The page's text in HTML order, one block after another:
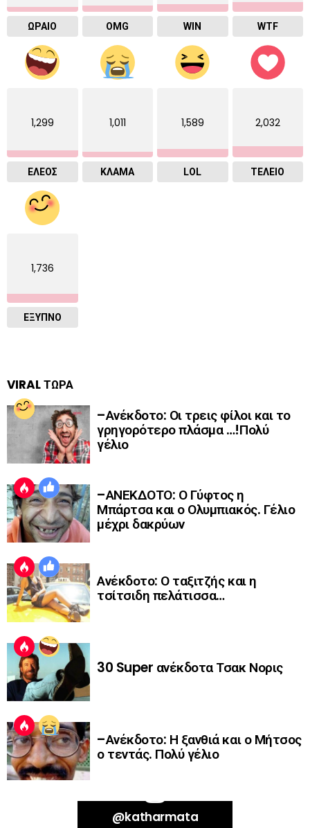
ΩΡΑΙΟ OMG WIN WTF
1,299
ΕΛΕΟΣ
1,011
ΚΛΑΜΑ
1,589
LOL
2,032
ΤΕΛΕΙΟ
1,736
ΈΞΥΠΝΟ
VIRAL ΤΩΡΑ
–Ανέκδοτο: Οι τρεις φίλοι και το
γρηγορότερο πλάσμα …!Πολύ
γέλιο
–ΑΝΕΚΔΟΤΟ: Ο Γύφτος η
Μπάρτσα και ο Ολυμπιακός. Γέλιο
μέχρι δακρύων
Ανέκδοτο: Ο ταξιτζής και η
τσίτσιδη πελάτισσα…
30 Super ανέκδοτα Τσακ Νορις
–Ανέκδοτο: Η ξανθιά και ο Μήτσος
ο τεντάς. Πολύ γέλιο
Thursday, 06-Aug-26 13:14:09 PDT. The current time is Friday, 07-Aug-
@katharmata